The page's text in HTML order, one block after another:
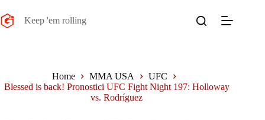
al
contenuto
Keep 'em rolling
Home MMA USA
UFC
Blessed is back! Pronostici UFC Fight Night 197: Holloway
vs. Rodríguez